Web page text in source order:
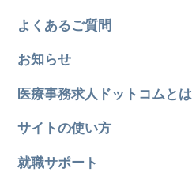
よくあるご質問
お知らせ
医療事務求人ドットコムとは
サイトの使い方
就職サポート